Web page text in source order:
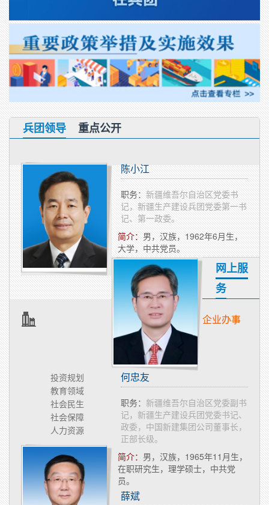
兵团领导 重点公开
陈小江
职务：新疆维吾尔自治区党委书
记，新疆生产建设兵团党委第一书
记、第一政委。
简介：​男，汉族，1962年6月生，
大学，中共党员。
何忠友
职务： 新疆维吾尔自治区党委副书
记，新疆生产建设兵团党委书记、
政委，中国新建集团公司董事长，
正部长级。
简介： ​男，汉族，1965年11月生，
在职研究生，理学硕士，中共党
员。
薛斌
网上服
务
企业办事
投资规划
教育领域
社会民生
社会保障
人力资源